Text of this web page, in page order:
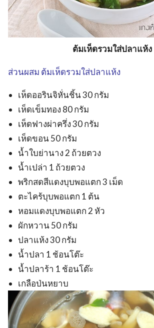
ต้มเห็ดรวมใส่ปลาแห้ง
ส่วนผสม ต้มเห็ดรวมใส่ปลาแห้ง
เห็ดออรินจิหั่นชิ้น 30 กรัม
เห็ดเข็มทอง 80 กรัม
เห็ดฟางผ่าครึ่ง 30 กรัม
เห็ดขอน 50 กรัม
น้ำใบย่านาง 2 ถ้วยตวง
น้ำเปล่า 1 ถ้วยตวง
พริกสดสีแดงบุบพอแตก 3 เม็ด
ตะไคร้บุบพอแตก 1 ต้น
หอมแดงบุบพอแตก 2 หัว
ผักหวาน 50 กรัม
ปลาแห้ง 30 กรัม
น้ำปลา 1 ช้อนโต๊ะ
น้ำปลาร้า 1 ช้อนโต๊ะ
เกลือป่นหยาบ